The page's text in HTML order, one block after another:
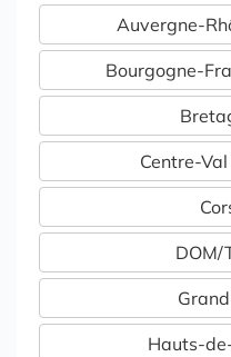
Auvergne-
Bourgogne-
Centre-
DOM/
Hauts-